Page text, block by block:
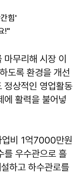
힘'
!"
무리해 시장 이
도록 환경을 개선
정상적인 영업활동
에 활력을 불어넣
업비 1억7000만원
를 우수관으로 흘
하고 하수관로를